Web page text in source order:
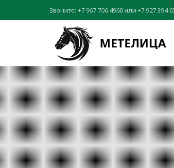
Звоните: +7 967 706 4960или +7 927 394
МЕТЕЛИЦА